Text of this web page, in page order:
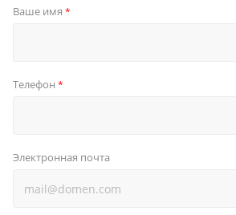
Ваше имя *
Телефон *
Электронная почта